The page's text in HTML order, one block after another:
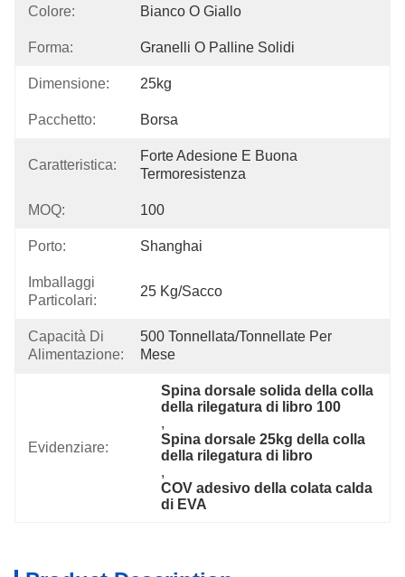
Colore: Bianco O Giallo
Forma: Granelli O Palline Solidi
Dimensione: 25kg
Pacchetto: Borsa
Caratteristica:
Forte Adesione E Buona
Termoresistenza
MOQ: 100
Porto: Shanghai
Imballaggi
Particolari:
25 Kg/sacco
Capacità Di
Alimentazione:
500 Tonnellata/tonnellate Per
Mese
Evidenziare:
Spina dorsale solida della colla
della rilegatura di libro 100
,
Spina dorsale 25kg della colla
della rilegatura di libro
,
COV adesivo della colata calda
di EVA